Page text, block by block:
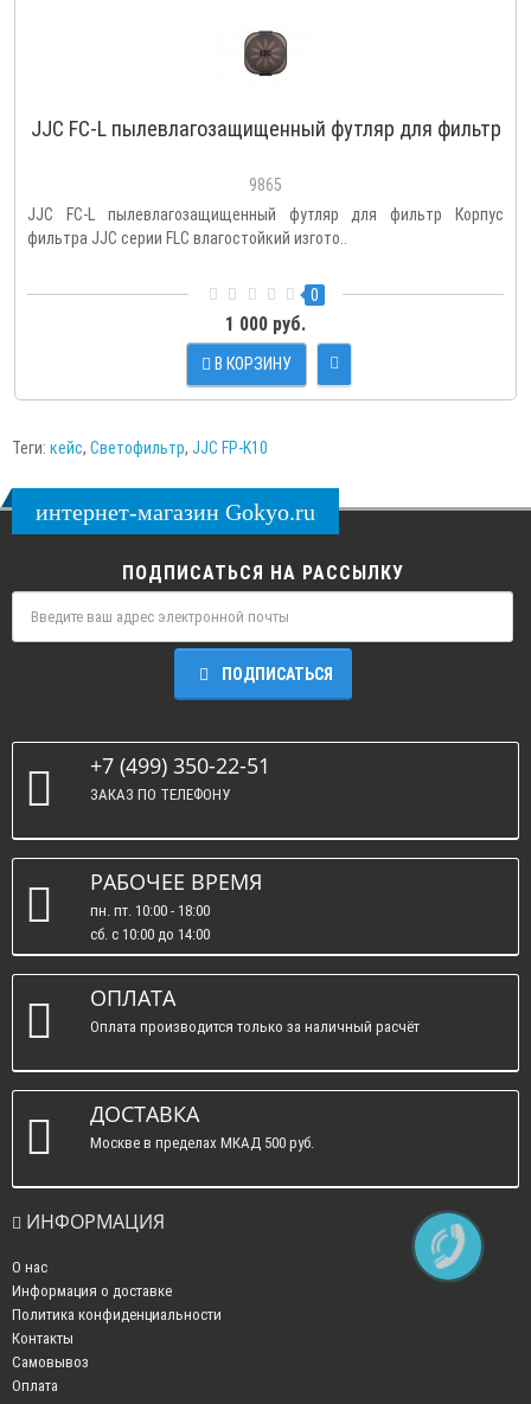
JJC FC-L пылевлагозащищенный футляр для фильтр
9865
JJC FC-L пылевлагозащищенный футляр для фильтр Корпус
фильтра JJC серии FLC влагостойкий изгото..
0
1 000 руб.
В КОРЗИНУ
Теги: кейс, Светофильтр, JJC FP-K10
интернет-магазин Gokyo.ru
ПОДПИСАТЬСЯ НА РАССЫЛКУ
ПОДПИСАТЬСЯ
+7 (499) 350-22-51
ЗАКАЗ ПО ТЕЛЕФОНУ
РАБОЧЕЕ ВРЕМЯ
пн. пт. 10:00 - 18:00
сб. c 10:00 до 14:00
вс. : выходные.
ОПЛАТА
Оплата производится только за наличный расчёт
ДОСТАВКА
Москве в пределах МКАД 500 руб.
ИНФОРМАЦИЯ
О нас
Информация о доставке
Политика конфиденциальности
Контакты
Самовывоз
Оплата